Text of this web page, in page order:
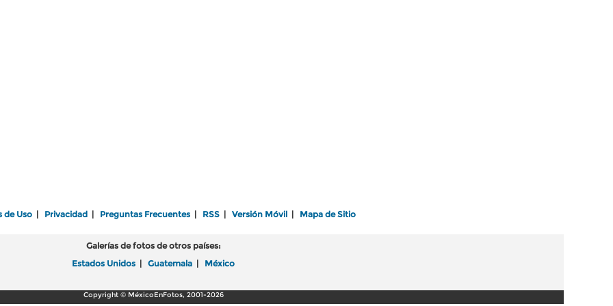
de Uso Privacidad Preguntas Frecuentes RSS Versión Móvil Mapa de Sitio
Galerías de fotos de otros países:
Estados Unidos
Guatemala México
Copyright © MéxicoEnFotos, 2001-2026